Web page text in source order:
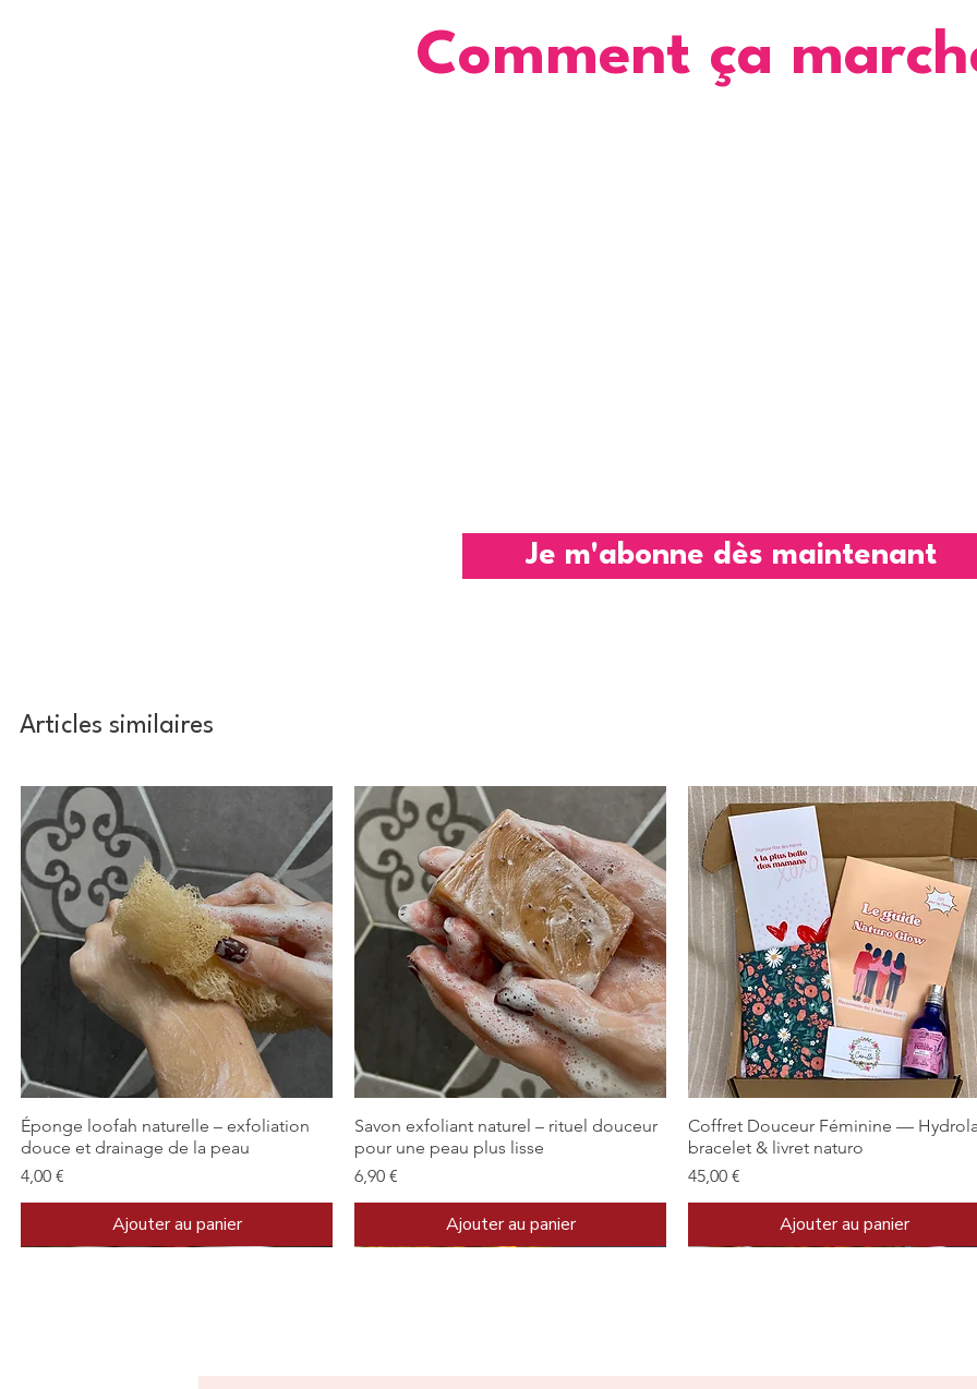
Comment ça
Je m'abonne dès maintenant
Articles similaires
Aperçu rapide
Éponge loofah naturelle – exfoliation
douce et drainage de la peau
Prix
4,00 €
Ajouter au panier
Aperçu rapide
Savon exfoliant naturel – rituel douceur
pour une peau plus lisse
Prix
6,90 €
Ajouter au panier
Aperçu rapide
Coffret Douceur Féminine —
bracelet & livret naturo
Prix
45,00 €
Ajouter au panier